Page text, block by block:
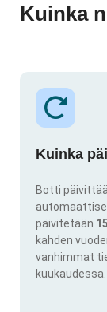
Kuinka
Kuinka
Botti
päivitetään
kahden
vanhimmat
kuukaudessa.